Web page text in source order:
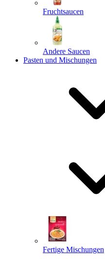
Fruchtsaucen
Andere Saucen
Pasten und Mischungen
Fertige Mischungen